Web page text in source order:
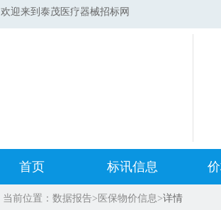
欢迎来到泰茂医疗器械招标网
首页 标讯信息
集采标讯动态
当前位置： 数据报告> 医保物价信息>详情